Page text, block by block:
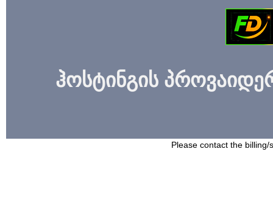
ჰოსტინგის
Please contact the